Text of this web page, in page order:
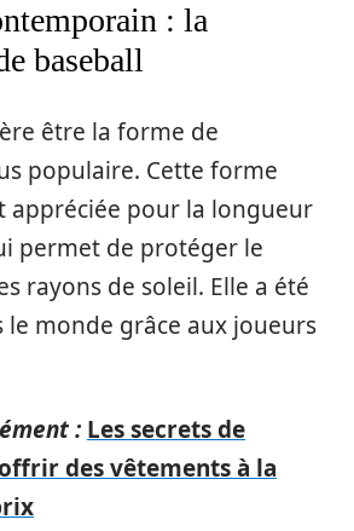
: la
baseball
être la forme de
populaire. Cette forme
appréciée pour la longueur
permet de protéger le
rayons de soleil. Elle a été
le monde grâce aux joueurs
: Les secrets de
des vêtements à la